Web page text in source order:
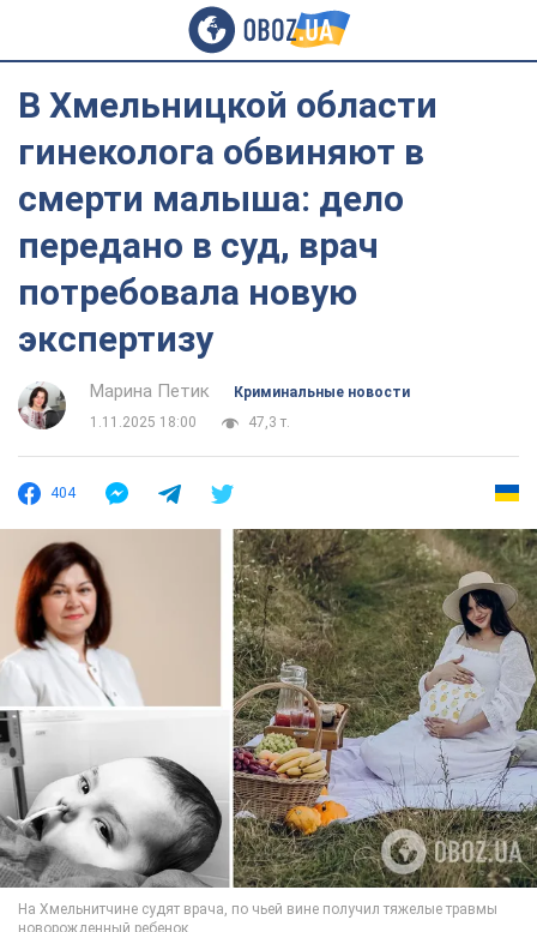
В Хмельницкой области
гинеколога обвиняют в
смерти малыша: дело
передано в суд, врач
потребовала новую
экспертизу
Марина Петик
Криминальные новости
1.11.2025 18:00
47,3 т.
404